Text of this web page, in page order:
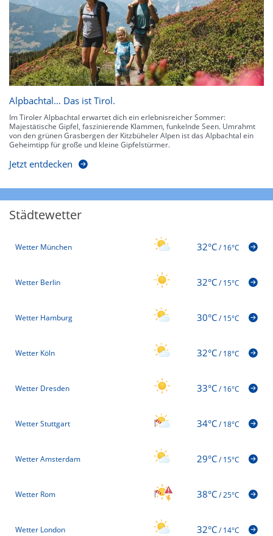
Alpbachtal… Das ist Tirol.
Im Tiroler Alpbachtal erwartet dich ein erlebnisreicher Sommer:
Majestätische Gipfel, faszinierende Klammen, funkelnde Seen. Umrahmt
von den grünen Grasbergen der Kitzbüheler Alpen ist das Alpbachtal ein
Geheimtipp für große und kleine Gipfelstürmer.
Jetzt entdecken
Städtewetter
Wetter München 32°C/16°C
Wetter Berlin 32°C/15°C
Wetter Hamburg 30°C/15°C
Wetter Köln 32°C/18°C
Wetter Dresden 33°C/16°C
Wetter Stuttgart 34°C/18°C
Wetter Amsterdam 29°C/15°C
Wetter Rom 38°C/25°C
Wetter London 32°C/14°C